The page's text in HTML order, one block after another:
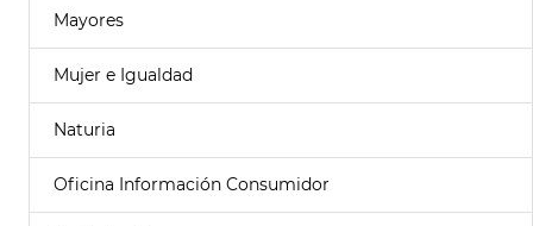
Mayores
Mujer e Igualdad
Naturia
Oficina Información Consumidor